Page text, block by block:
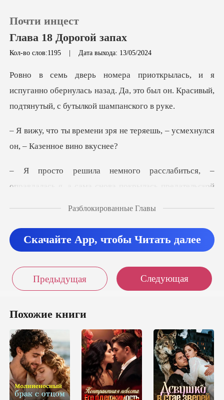
0
Пополнить
История чтения
Почти инцест
Глава 18 Дорогой запах
Кол-во слов:1195 | Дата выхода: 13/05/2024
пуганно обернулась назад. Да, это был он. Крас
я не теряешь, – усмехнулся
я, –
оправдалась я, а сама снова покр
бе н
Разблокированные Главы
Скачайте App, чтобы Читать далее
Предыдущая Следующая
Похожие книги